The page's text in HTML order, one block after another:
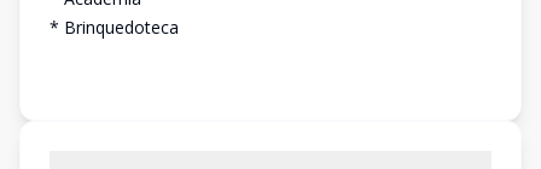
* Brinquedoteca